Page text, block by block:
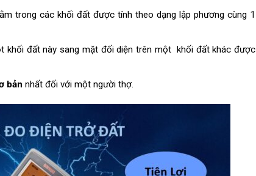
trong các khối đất được tính theo dạng lập phương cùng 1
khối đất này sang mặt đối diện trên một khối đất khác được
bản nhất đối với một người thợ.